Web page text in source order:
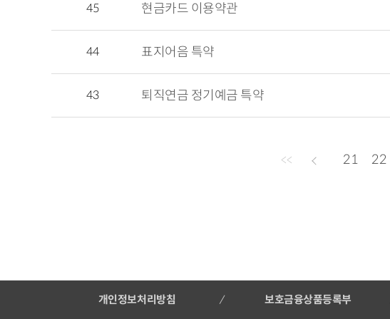
45 현금카드 이용약관
44 표지어음 특약
43 퇴직연금 정기예금 특약
<< 21 22
개인정보처리방침 보호금융상품등록부